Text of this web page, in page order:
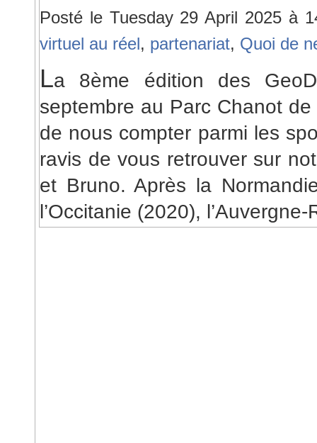
Posté le Tuesday 29 April 2025 à
virtuel au réel, partenariat, Quoi de
La 8ème édition des
septembre au Parc Chanot
de nous compter parmi les
ravis de vous retrouver sur
et Bruno. Après la
l’Occitanie (2020),